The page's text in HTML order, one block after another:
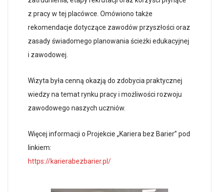
z pracy w tej placówce. Omówiono także
rekomendacje dotyczące zawodów przyszłości oraz
zasady świadomego planowania ścieżki edukacyjnej
i zawodowej.
Wizyta była cenną okazją do zdobycia praktycznej
wiedzy na temat rynku pracy i możliwości rozwoju
zawodowego naszych uczniów.
Więcej informacji o Projekcie „Kariera bez Barier” pod
linkiem:
https://karierabezbarier.pl/